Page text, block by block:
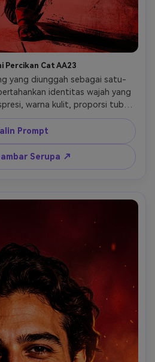
Percikan Cat AA23
yang diunggah sebagai satu-
identitas wajah yang
warna kulit, proporsi tubuh,
distorsi; ciptakan kembali
kontras ekstrem merah–hitam
konsep film aksi/kriminal; ubah
digital bergaya lukisan dengan
tekstur percikan cat kasar,
kaya, lipatan bersih, dan
mempertahankan desain
sorotan intens pada garis
tepi tubuh. latar belakang harus
dengan noda cat merah
realistis; komposisi terasa
akhir, kuat dan konfrontatif;
tepi tajam, energi lukisan
sinematik; tidak ada teks,
ada logo, tidak ada warna
Prompt
Serupa ↗